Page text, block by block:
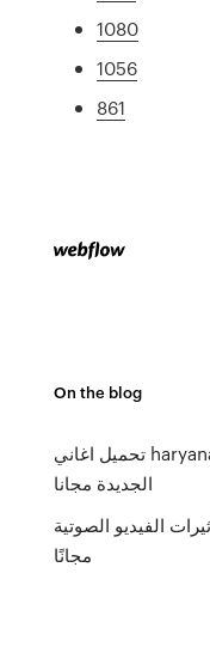
1080
1056
861
On the blog
تحميل اغاني haryanavi
الجديدة مجانا
الفيديو الصوتية
مجانًا